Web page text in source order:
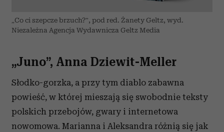
„Co ci szepcze brzuch?”, pod red. Żanety Geltz, wyd.
Niezależna Agencja Wydawnicza Geltz Media
„Juno”, Anna Dziewit-Meller
Słodko-gorzka, a przy tym diablo zabawna
powieść, w której mieszają się swobodnie teksty
polskich przebojów, gwary i internetowa
nowomowa. Marianna i Aleksandra różnią się jak